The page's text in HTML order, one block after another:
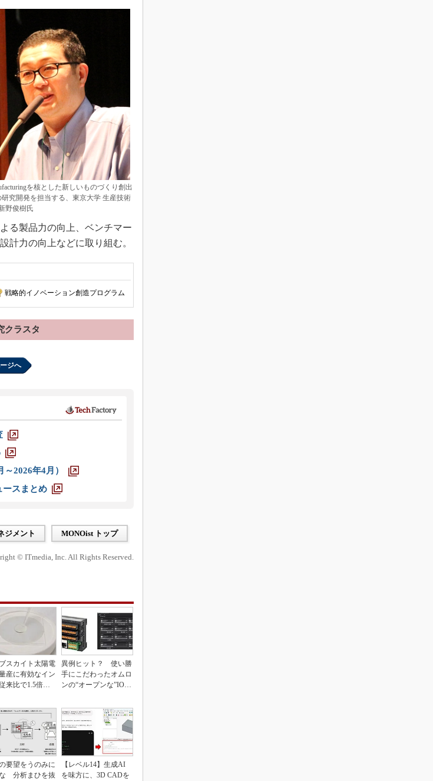
を核とした新しいものづくり創出
究開発を担当する、東京大学 生産技術
野俊樹氏
る製品力の向上、ベンチマー
計力の向上などに取り組む。
戦略的イノベーション創造プログラム
クラスタ
ジへ
2026年4月）
ースまとめ
ジメント MONOist トップ
© ITmedia, Inc. All Rights Reserved.
スカイト太陽電
産に有効なイン
来比で1.5倍の
異例ヒット？ 使い勝
手にこだわったオムロ
ンの“オープンな”IO-L
要望をうのみに
分析まひを抜
【レベル14】生成AI
を味方に、3D CADを